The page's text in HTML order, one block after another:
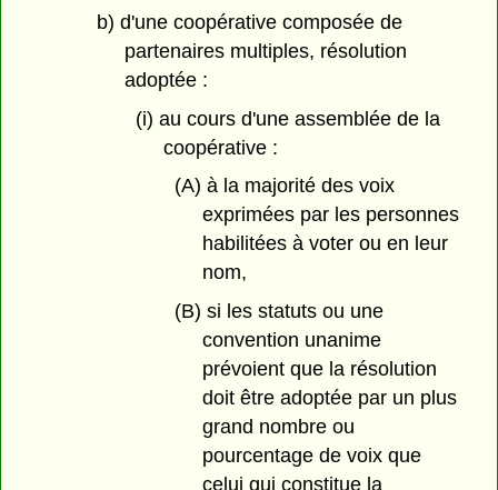
b) d'une coopérative composée de
partenaires multiples, résolution
adoptée :
(i) au cours d'une assemblée de la
coopérative :
(A) à la majorité des voix
exprimées par les personnes
habilitées à voter ou en leur
nom,
(B) si les statuts ou une
convention unanime
prévoient que la résolution
doit être adoptée par un plus
grand nombre ou
pourcentage de voix que
celui qui constitue la